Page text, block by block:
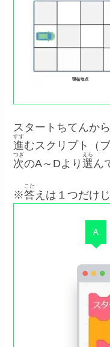
スタートちてんか
進
すす
むスクリプト（
次
つぎ
のA～Dより選
えら
ん
※答
こた
えは１つだけ
A